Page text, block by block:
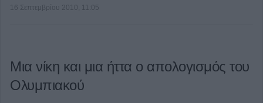
16 Σεπτεμβρίου 2010, 11:05
Μια νίκη και μια ήττα ο απολογισμός του
Ολυμπιακού